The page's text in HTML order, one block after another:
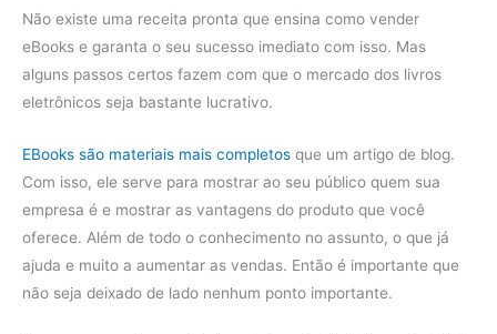
Não existe uma receita pronta que ensina como vender
eBooks e garanta o seu sucesso imediato com isso. Mas
alguns passos certos fazem com que o mercado dos livros
eletrônicos seja bastante lucrativo.
EBooks são materiais mais completos que um artigo de blog.
Com isso, ele serve para mostrar ao seu público quem sua
empresa é e mostrar as vantagens do produto que você
oferece. Além de todo o conhecimento no assunto, o que já
ajuda e muito a aumentar as vendas. Então é importante que
não seja deixado de lado nenhum ponto importante.